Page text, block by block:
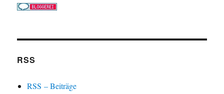
RSS
RSS – Beiträge